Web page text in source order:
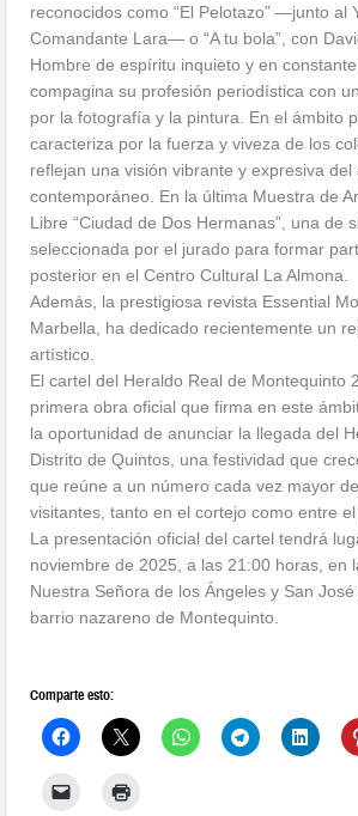
reconocidos como “El Pelotazo” —junto al
Comandante Lara— o “A tu bola”, con
Hombre de espíritu inquieto y en constante
compagina su profesión periodística con
por la fotografía y la pintura. En el ámbito
caracteriza por la fuerza y viveza de los
reflejan una visión vibrante y expresiva del
contemporáneo. En la última Muestra de
Libre “Ciudad de Dos Hermanas”, una de
seleccionada por el jurado para formar
posterior en el Centro Cultural La Almona.
Además, la prestigiosa revista Essential
Marbella, ha dedicado recientemente un
artístico.
El cartel del Heraldo Real de Montequinto
primera obra oficial que firma en este
la oportunidad de anunciar la llegada del
Distrito de Quintos, una festividad que
que reúne a un número cada vez mayor
visitantes, tanto en el cortejo como entre el
La presentación oficial del cartel tendrá
noviembre de 2025, a las 21:00 horas, en
Nuestra Señora de los Ángeles y San
barrio nazareno de Montequinto.
Comparte esto: